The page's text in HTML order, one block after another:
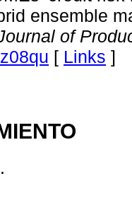
ensemble
of
[ Links ]